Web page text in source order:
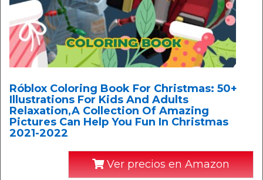
Róblox Coloring Book For Christmas: 50+
Illustrations For Kids And Adults
Relaxation,A Collection Of Amazing
Pictures Can Help You Fun In Christmas
2021-2022
Ver precios en Amazon